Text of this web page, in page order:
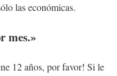
las económicas.
mes.»
12 años, por favor! Si le